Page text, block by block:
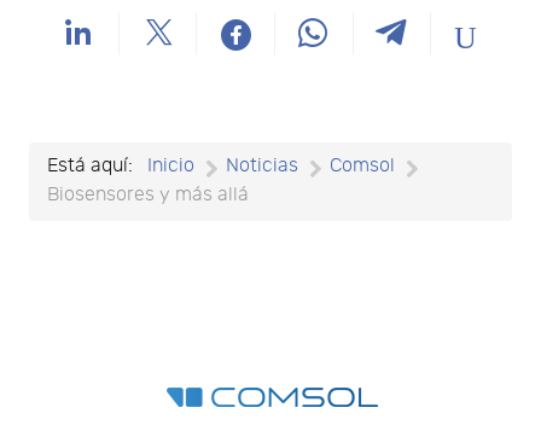
Está aquí: Inicio Noticias
Comsol
Biosensores y más allá